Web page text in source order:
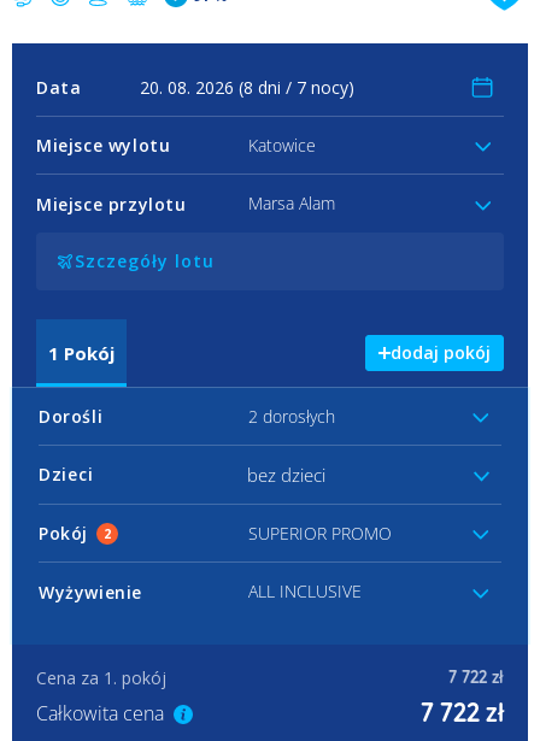
Data
Miejsce wylotu Katowice
Miejsce przylotu Marsa Alam
Szczegóły lotu
1 Pokój dodaj pokój
Dorośli 2 dorosłych
Dzieci bez dzieci
Pokój 2 SUPERIOR PROMO
Wyżywienie ALL INCLUSIVE
Cena za 1. pokój 7 722 zł
Całkowita cena 7 722 zł